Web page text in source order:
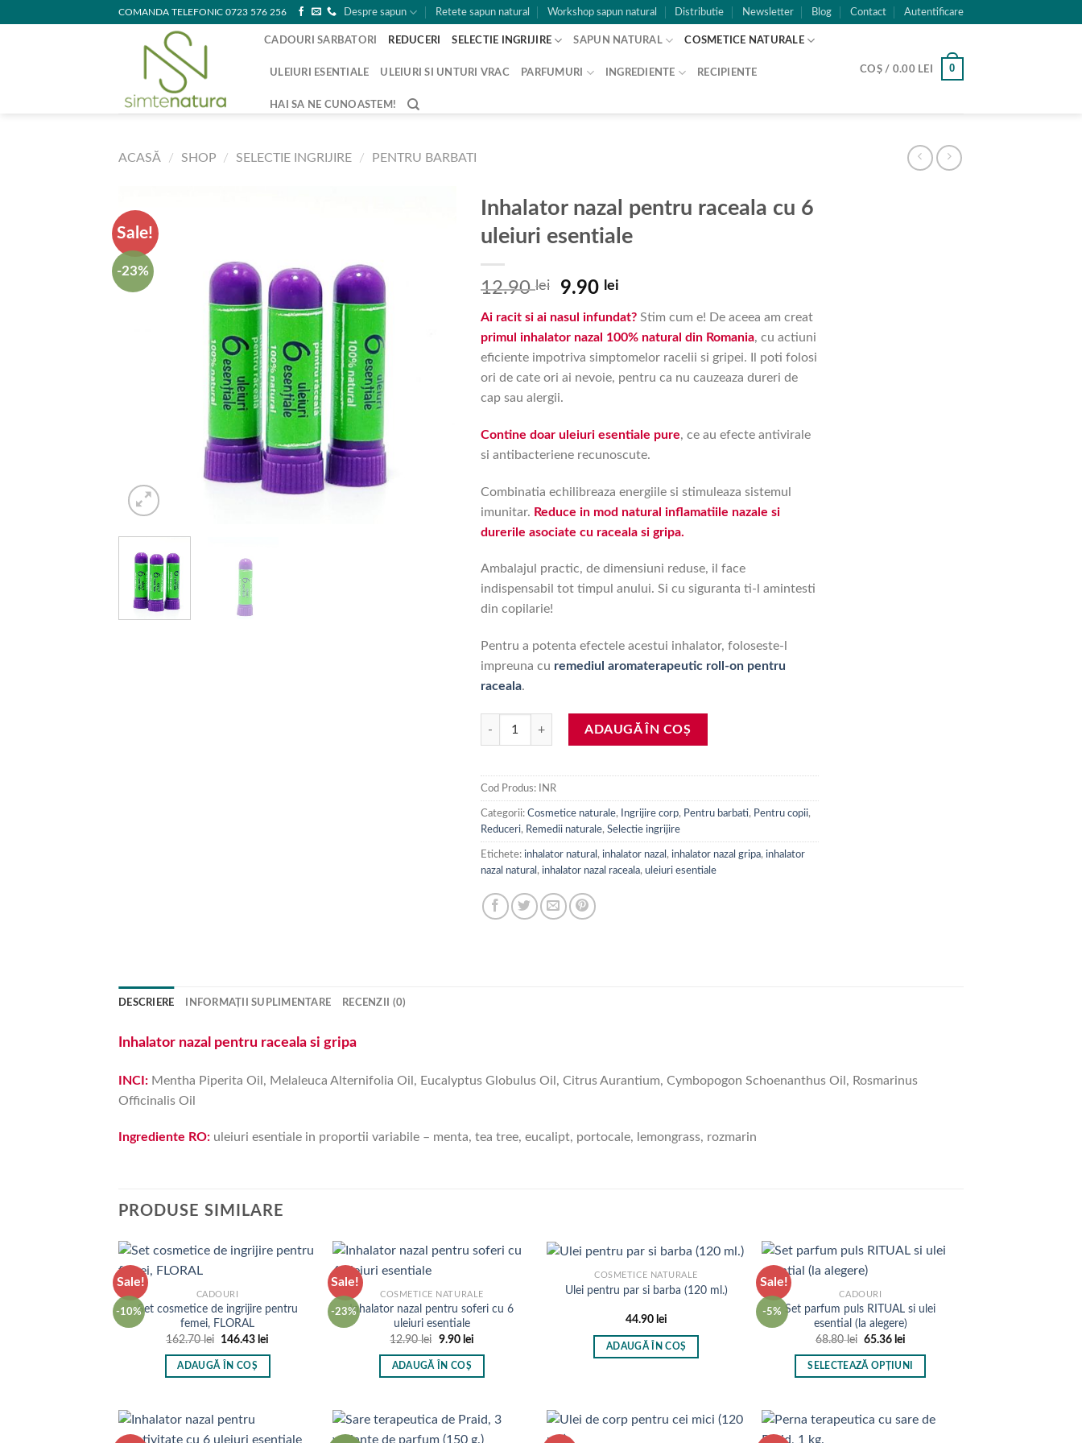
COMANDA TELEFONIC 0723 576 256 Despre sapun Retete sapun natural Workshop sapun natural Distributie Newsletter Blog Contact Autentificare
CADOURI SARBATORI REDUCERI SELECTIE INGRIJIRE SAPUN NATURAL COSMETICE NATURALE
ULEIURI ESENTIALE ULEIURI SI UNTURI VRAC PARFUMURI INGREDIENTE RECIPIENTE
HAI SA NE CUNOASTEM!
COȘ / 0.00 LEI 0
ACASĂ / SHOP / SELECTIE INGRIJIRE / PENTRU BARBATI
Sale!
-23%
Inhalator nazal pentru raceala cu 6
uleiuri esentiale
12.90lei
Prețul
a
fost:
12.90 lei.
9.90 lei
curent
este:
9.90 lei.
Ai racit si ai nasul infundat? Stim cum e! De aceea am creat
primul inhalator nazal 100% natural din Romania, cu actiuni
eficiente impotriva simptomelor racelii si gripei. Il poti folosi
ori de cate ori ai nevoie, pentru ca nu cauzeaza dureri de
cap sau alergii.
Contine doar uleiuri esentiale pure, ce au efecte antivirale
si antibacteriene recunoscute.
Combinatia echilibreaza energiile si stimuleaza sistemul
imunitar. Reduce in mod natural inflamatiile nazale si
durerile asociate cu raceala si gripa.
Ambalajul practic, de dimensiuni reduse, il face
indispensabil tot timpul anului. Si cu siguranta ti-l amintesti
din copilarie!
Pentru a potenta efectele acestui inhalator, foloseste-l
impreuna cu remediul aromaterapeutic roll-on pentru
raceala.
Cantitate Inhalator nazal pentru raceala cu 6 uleiuri esentiale
ADAUGĂ ÎN COȘ
Cod Produs: INR
Categorii: Cosmetice naturale, Ingrijire corp, Pentru barbati, Pentru copii,
Reduceri, Remedii naturale, Selectie ingrijire
Etichete: inhalator natural , inhalator nazal , inhalator nazal gripa, inhalator
nazal natural , inhalator nazal raceala, uleiuri esentiale
DESCRIERE INFORMAȚII SUPLIMENTARE RECENZII (0)
Inhalator nazal pentru raceala si gripa
INCI: Mentha Piperita Oil, Melaleuca Alternifolia Oil, Eucalyptus Globulus Oil, Citrus Aurantium, Cymbopogon Schoenanthus Oil, Rosmarinus
Officinalis Oil
Ingrediente RO: uleiuri esentiale in proportii variabile – menta, tea tree, eucalipt, portocale, lemongrass, rozmarin
PRODUSE SIMILARE
Sale!
-10%
CADOURI
Set cosmetice de ingrijire pentru
femei, FLORAL
162.70lei
Prețul
a
fost:
146.43 lei
ADAUGĂ ÎN COȘ
Sale!
-23%
COSMETICE NATURALE
Inhalator nazal pentru soferi cu 6
uleiuri esentiale
12.90lei Prețul
a
fost:
9.90 leiPrețul
ADAUGĂ ÎN COȘ
COSMETICE NATURALE
Ulei pentru par si barba (120 ml.)
44.90 lei
ADAUGĂ ÎN COȘ
Sale!
-5%
CADOURI
Set parfum puls RITUAL si ulei
esential (la alegere)
68.80lei Prețul
a
fost:
65.36 lei
este:
65.36 lei.
SELECTEAZĂ OPȚIUNI
are